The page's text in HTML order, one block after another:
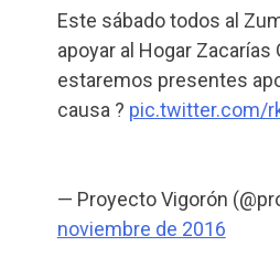
Este sábado todos al
apoyar al Hogar Zacarías
estaremos presentes
causa ? pic.twitter.com/
— Proyecto Vigorón
noviembre de 2016